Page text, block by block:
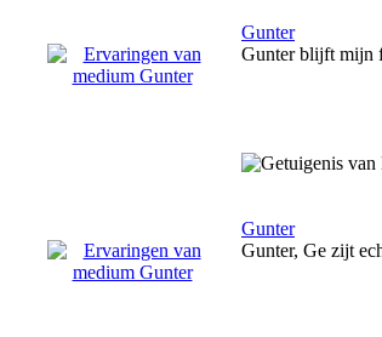
Gunter
Gunter blijft mijn
Gunter
Gunter, Ge zijt